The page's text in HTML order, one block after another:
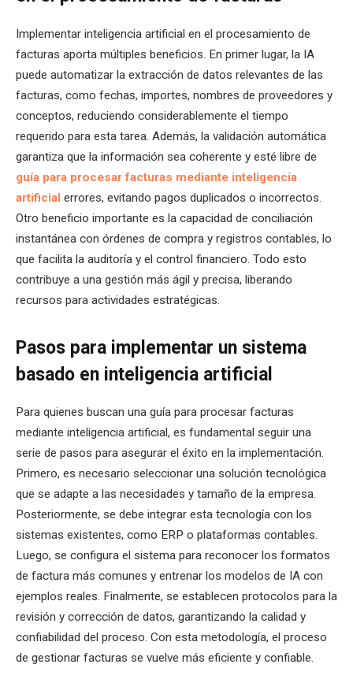
Implementar inteligencia artificial en el procesamiento de
facturas aporta múltiples beneficios. En primer lugar, la IA
puede automatizar la extracción de datos relevantes de las
facturas, como fechas, importes, nombres de proveedores y
conceptos, reduciendo considerablemente el tiempo
requerido para esta tarea. Además, la validación automática
garantiza que la información sea coherente y esté libre de
guía para procesar facturas mediante inteligencia
artificial errores, evitando pagos duplicados o incorrectos.
Otro beneficio importante es la capacidad de conciliación
instantánea con órdenes de compra y registros contables, lo
que facilita la auditoría y el control financiero. Todo esto
contribuye a una gestión más ágil y precisa, liberando
recursos para actividades estratégicas.
Pasos para implementar un sistema
basado en inteligencia artificial
Para quienes buscan una guía para procesar facturas
mediante inteligencia artificial, es fundamental seguir una
serie de pasos para asegurar el éxito en la implementación.
Primero, es necesario seleccionar una solución tecnológica
que se adapte a las necesidades y tamaño de la empresa.
Posteriormente, se debe integrar esta tecnología con los
sistemas existentes, como ERP o plataformas contables.
Luego, se configura el sistema para reconocer los formatos
de factura más comunes y entrenar los modelos de IA con
ejemplos reales. Finalmente, se establecen protocolos para la
revisión y corrección de datos, garantizando la calidad y
confiabilidad del proceso. Con esta metodología, el proceso
de gestionar facturas se vuelve más eficiente y confiable.